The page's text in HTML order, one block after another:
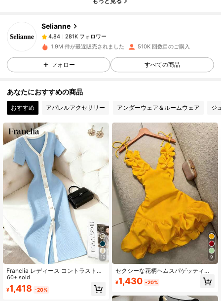
Selianne
4.84
281K フォロワー
m***3は1日前に購入しました
4.84 281K フォロワー
4.84 281K フォロワー
4.84 281K フォロワー
4.84 281K フォロワー
4.84 281K フォロワー
4.84 281K フォロワー
4.84 281K フォロワー
281K フォロワー
1.9M 件が最近販売されました 510K 回数目のご購入
フォロー すべての商品
あなたにおすすめの商品
おすすめ アパレルアクセサリー アンダーウェア＆ルームウェア ジ
12
Franclia レディース コントラストカ
ラー フレンチスタイル ニット 半袖
ワンピース
60+ sold
¥1,418 -20%
9
セクシーな花柄ヘムスパゲッティス
トラップドレス、バレンタインデ
ー、パーティー、イブニングガウ
¥1,430 -20%